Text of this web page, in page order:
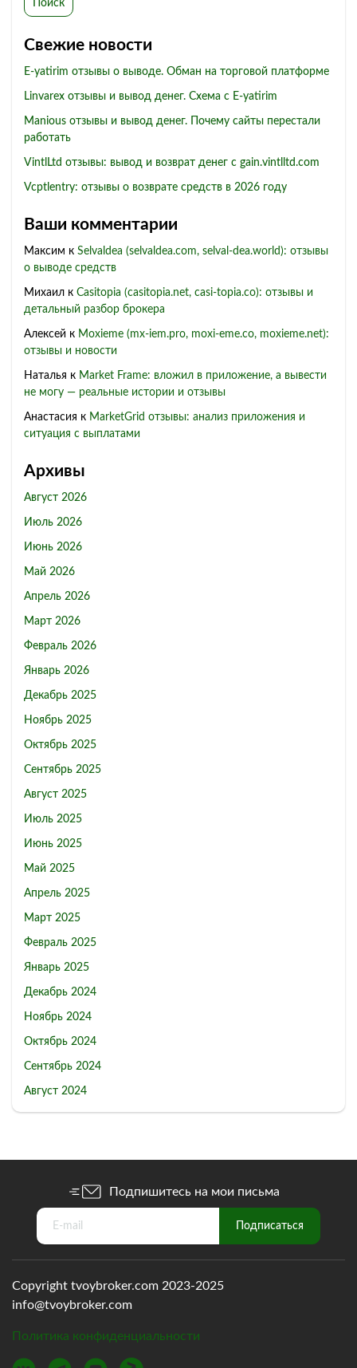
Поиск
Свежие новости
E-yatirim отзывы о выводе. Обман на торговой платформе
Linvarex отзывы и вывод денег. Схема с E-yatirim
Manious отзывы и вывод денег. Почему сайты перестали
работать
VintlLtd отзывы: вывод и возврат денег с gain.vintlltd.com
Vcptlentry: отзывы о возврате средств в 2026 году
Ваши комментарии
Максим к Selvaldea (selvaldea.com, selval-dea.world): отзывы
о выводе средств
Михаил к Casitopia (casitopia.net, casi-topia.co): отзывы и
детальный разбор брокера
Алексей к Moxieme (mx-iem.pro, moxi-eme.co, moxieme.net):
отзывы и новости
Наталья к Market Frame: вложил в приложение, а вывести
не могу — реальные истории и отзывы
Анастасия к MarketGrid отзывы: анализ приложения и
ситуация с выплатами
Архивы
Август 2026
Июль 2026
Июнь 2026
Май 2026
Апрель 2026
Март 2026
Февраль 2026
Январь 2026
Декабрь 2025
Ноябрь 2025
Октябрь 2025
Сентябрь 2025
Август 2025
Июль 2025
Июнь 2025
Май 2025
Апрель 2025
Март 2025
Февраль 2025
Январь 2025
Декабрь 2024
Ноябрь 2024
Октябрь 2024
Сентябрь 2024
Август 2024
Подпишитесь на мои письма
Copyright tvoybroker.com 2023-2025
info@tvoybroker.com
Политика конфиденциальности